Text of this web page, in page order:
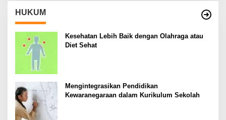
HUKUM
Kesehatan Lebih Baik dengan Olahraga atau
Diet Sehat
Mengintegrasikan Pendidikan
Kewaranegaraan dalam Kurikulum Sekolah